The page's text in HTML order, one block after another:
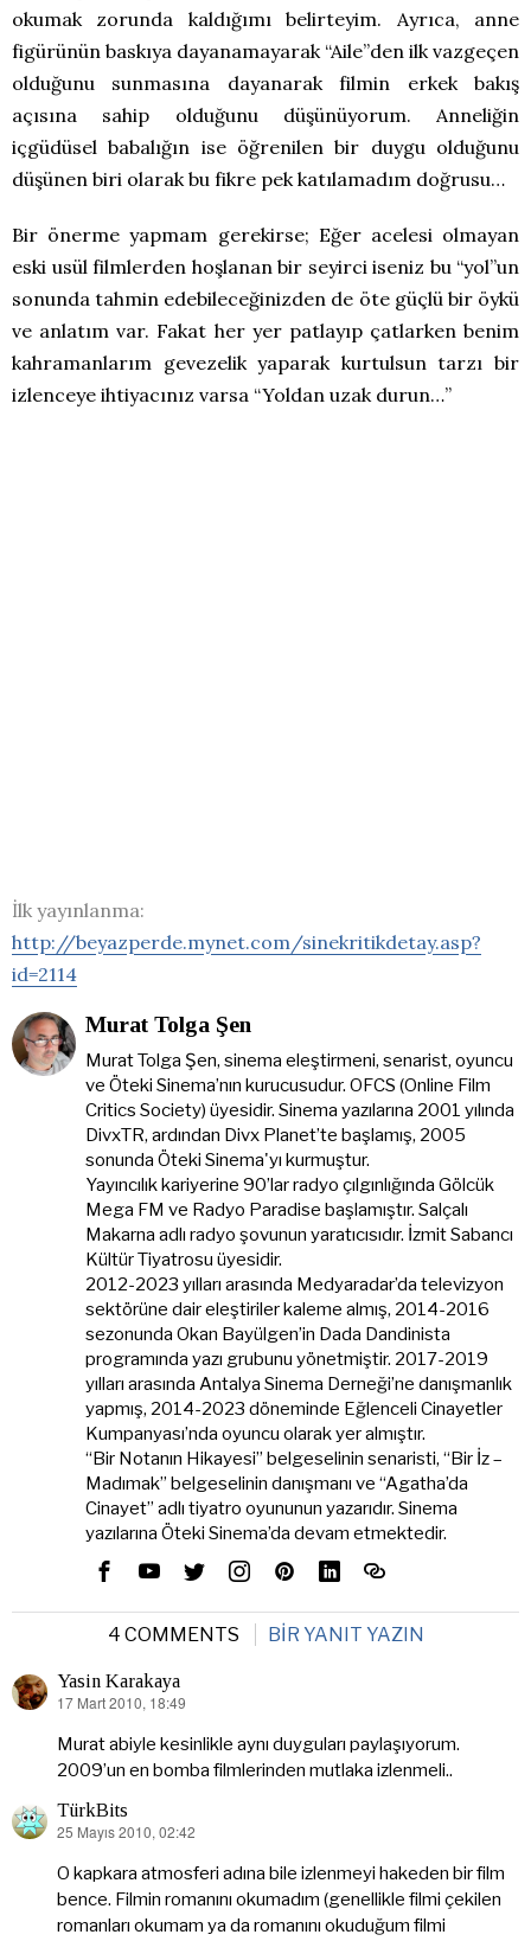
okumak zorunda kaldığımı belirteyim. Ayrıca, anne
figürünün baskıya dayanamayarak “Aile”den ilk vazgeçen
olduğunu sunmasına dayanarak filmin erkek bakış
açısına sahip olduğunu düşünüyorum. Anneliğin
içgüdüsel babalığın ise öğrenilen bir duygu olduğunu
düşünen biri olarak bu fikre pek katılamadım doğrusu…
Bir önerme yapmam gerekirse; Eğer acelesi olmayan
eski usül filmlerden hoşlanan bir seyirci iseniz bu “yol”un
sonunda tahmin edebileceğinizden de öte güçlü bir öykü
ve anlatım var. Fakat her yer patlayıp çatlarken benim
kahramanlarım gevezelik yaparak kurtulsun tarzı bir
izlenceye ihtiyacınız varsa “Yoldan uzak durun…”
İlk yayınlanma:
http://beyazperde.mynet.com/sinekritikdetay.asp?
id=2114
Murat Tolga Şen
Murat Tolga Şen, sinema eleştirmeni, senarist, oyuncu
ve Öteki Sinema’nın kurucusudur. OFCS (Online Film
Critics Society) üyesidir. Sinema yazılarına 2001 yılında
DivxTR, ardından Divx Planet’te başlamış, 2005
sonunda Öteki Sinema'yı kurmuştur.
Yayıncılık kariyerine 90’lar radyo çılgınlığında Gölcük
Mega FM ve Radyo Paradise başlamıştır. Salçalı
Makarna adlı radyo şovunun yaratıcısıdır. İzmit Sabancı
Kültür Tiyatrosu üyesidir.
2012-2023 yılları arasında Medyaradar’da televizyon
sektörüne dair eleştiriler kaleme almış, 2014-2016
sezonunda Okan Bayülgen’in Dada Dandinista
programında yazı grubunu yönetmiştir. 2017-2019
yılları arasında Antalya Sinema Derneği’ne danışmanlık
yapmış, 2014-2023 döneminde Eğlenceli Cinayetler
Kumpanyası’nda oyuncu olarak yer almıştır.
“Bir Notanın Hikayesi” belgeselinin senaristi, “Bir İz –
Madımak” belgeselinin danışmanı ve “Agatha’da
Cinayet” adlı tiyatro oyununun yazarıdır. Sinema
yazılarına Öteki Sinema’da devam etmektedir.
4 COMMENTS BIR YANIT YAZIN
Yasin Karakaya
dedi
17 Mart 2010, 18:49
Murat abiyle kesinlikle aynı duyguları paylaşıyorum.
2009’un en bomba filmlerinden mutlaka izlenmeli..
TürkBits
dedi
25 Mayıs 2010, 02:42
O kapkara atmosferi adına bile izlenmeyi hakeden bir film
bence. Filmin romanını okumadım (genellikle filmi çekilen
romanları okumam ya da romanını okuduğum filmi